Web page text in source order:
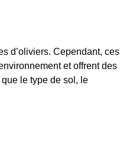
d’oliviers. Cependant, ces
et offrent des
le type de sol, le